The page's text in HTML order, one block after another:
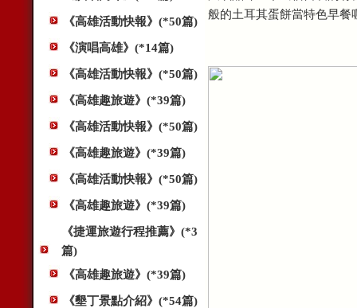
《高雄活動快報》(*50篇)
《演唱高雄》(*14篇)
《高雄活動快報》(*50篇)
《高雄趣旅遊》(*39篇)
《高雄活動快報》(*50篇)
《高雄趣旅遊》(*39篇)
《高雄活動快報》(*50篇)
《高雄趣旅遊》(*39篇)
《捷運旅遊行程推薦》(*3
篇)
《高雄趣旅遊》(*39篇)
《墾丁景點介紹》(*54篇)
般的土耳其蛋餅當特色早